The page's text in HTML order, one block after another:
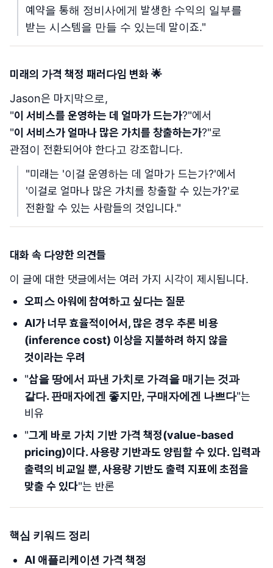
예약을 통해 정비사에게 발생한 수익의 일부를
받는 시스템을 만들 수 있는데 말이죠."
미래의 가격 책정 패러다임 변화 🌟
Jason은 마지막으로,
"이 서비스를 운영하는 데 얼마가 드는가?"에서
"이 서비스가 얼마나 많은 가치를 창출하는가?"로
관점이 전환되어야 한다고 강조합니다.
"미래는 '이걸 운영하는 데 얼마가 드는가?'에서
'이걸로 얼마나 많은 가치를 창출할 수 있는가?'로
전환할 수 있는 사람들의 것입니다."
대화 속 다양한 의견들
이 글에 대한 댓글에서는 여러 가지 시각이 제시됩니다.
오피스 아워에 참여하고 싶다는 질문
AI가 너무 효율적이어서, 많은 경우 추론 비용
(inference cost) 이상을 지불하려 하지 않을
것이라는 우려
"삽을 땅에서 파낸 가치로 가격을 매기는 것과
같다. 판매자에겐 좋지만, 구매자에겐 나쁘다"는
비유
"그게 바로 가치 기반 가격 책정(value-based
pricing)이다. 사용량 기반과도 양립할 수 있다. 입력과
출력의 비교일 뿐, 사용량 기반도 출력 지표에 초점을
맞출 수 있다"는 반론
핵심 키워드 정리
AI 애플리케이션 가격 책정